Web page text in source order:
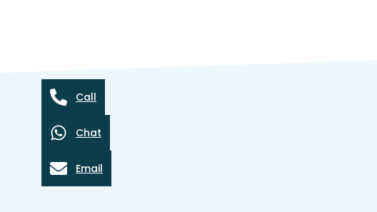
Call
Chat
Email